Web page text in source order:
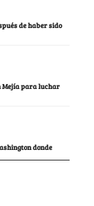
de haber sido
Mejía para luchar
donde